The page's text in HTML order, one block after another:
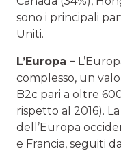
sono i principali
Uniti.
L’Europa –
complesso, un
B2c pari a oltre
rispetto al 2016).
dell’Europa
e Francia, seguiti